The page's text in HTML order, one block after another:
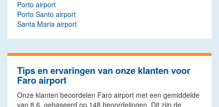
Porto airport
Porto Santo airport
Santa Maria airport
Tips en ervaringen van onze klanten voor
Faro airport
Onze klanten beoordelen Faro airport met een gemiddelde
van 8.6, gebaseerd op 148 beoordelingen. Dit zijn de